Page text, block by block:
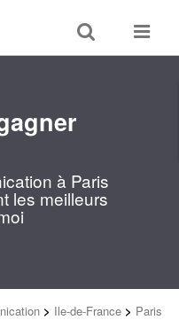
Toggle
search
Toggle
à Paris
les meilleurs
> Ile-de-France > Paris